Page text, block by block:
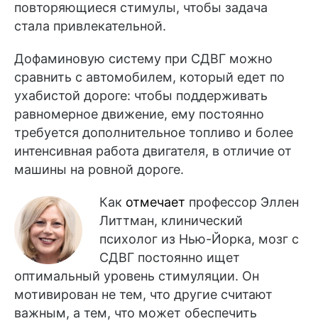
повторяющиеся стимулы, чтобы задача
стала привлекательной.
Дофаминовую систему при СДВГ можно
сравнить с автомобилем, который едет по
ухабистой дороге: чтобы поддерживать
равномерное движение, ему постоянно
требуется дополнительное топливо и более
интенсивная работа двигателя, в отличие от
машины на ровной дороге.
Как отмечает профессор Эллен
Литтман, клинический
психолог из Нью-Йорка, мозг с
СДВГ постоянно ищет
оптимальный уровень стимуляции. Он
мотивирован не тем, что другие считают
важным, а тем, что может обеспечить